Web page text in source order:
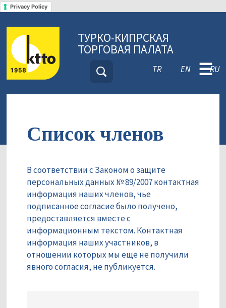
Privacy Policy
ТУРКО-КИПРСКАЯ
ТОРГОВАЯ ПАЛАТА
TR EN RU
☰
Список членов
В соответствии с Законом о защите
персональных данных № 89/2007 контактная
информация наших членов, чье
подписанное согласие было получено,
предоставляется вместе с
информационным текстом. Контактная
информация наших участников, в
отношении которых мы еще не получили
явного согласия, не публикуется.